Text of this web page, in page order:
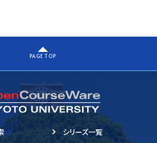
PAGE TOP
シリーズ一覧